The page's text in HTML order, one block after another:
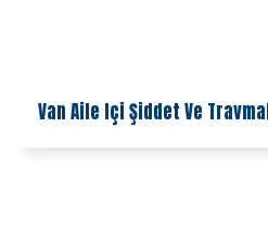
Van Aile Içi Şiddet Ve